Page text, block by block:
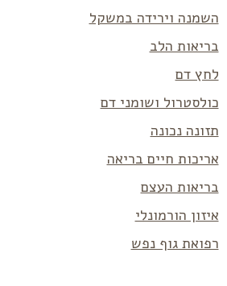
השמנה וירידה במשקל
בריאות הלב
לחץ דם
כולסטרול ושומני דם
תזונה נכונה
אריכות חיים בריאה
בריאות העצם
איזון הורמונלי
רפואת גוף נפש